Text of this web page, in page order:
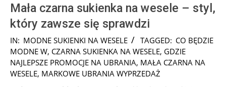
Mała czarna sukienka na wesele – styl,
który zawsze się sprawdzi
2024-
09-
08
IN: MODNE SUKIENKI NA WESELE TAGGED: CO BĘDZIE
MODNE W, CZARNA SUKIENKA NA WESELE, GDZIE
NAJLEPSZE PROMOCJE NA UBRANIA, MAŁA CZARNA NA
WESELE, MARKOWE UBRANIA WYPRZEDAŻ